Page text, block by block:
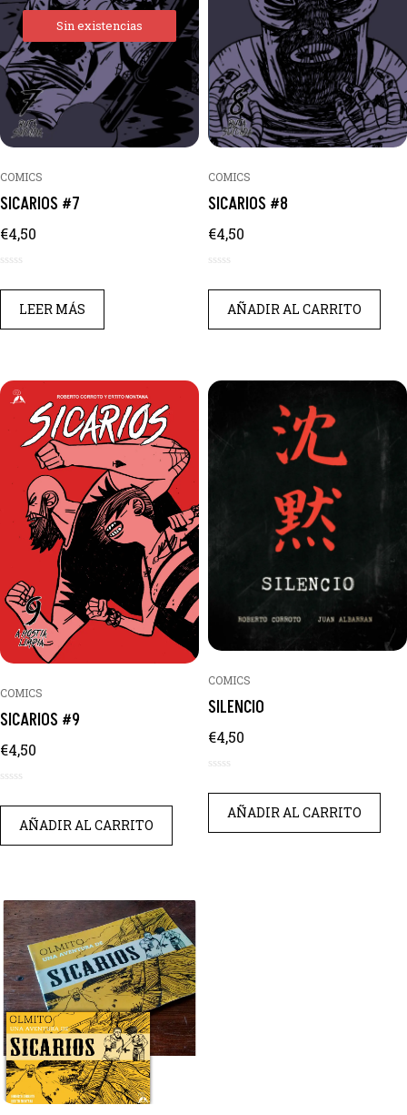
Sin existencias
COMICS
SICARIOS #7
€4,50
de
LEER MÁS
COMICS
SICARIOS #8
€4,50
de
AÑADIR AL CARRITO
COMICS
SICARIOS #9
€4,50
de
AÑADIR AL CARRITO
COMICS
SILENCIO
€4,50
de
AÑADIR AL CARRITO